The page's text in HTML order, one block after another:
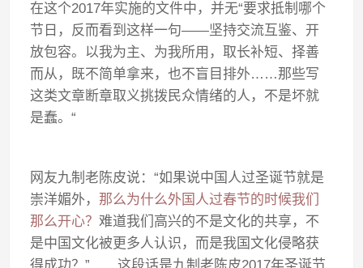
在这个2017年实施的文件中，并无“要求抵制哪个
节日，反而看到这样一句——坚持交流互鉴、开
放包容。以我为主、为我所用，取长补短、择善
而从，既不简单拿来，也不盲目排外……那些写
这类文章断章取义挑拨民众情绪的人，不是坏就
是蠢。“
网友九制老陈皮说：“如果说中国人过圣诞节就是
崇洋媚外， 那么为什么外国人过春节的时候我们
那么开心？难道我们高兴的不是文化的共享，不
是中国文化被更多人认识，而是我国文化侵略获